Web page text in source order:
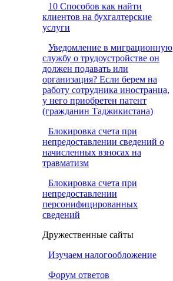
10 Способов как найти
клиентов на бухгалтерские
услуги
Уведомление в миграционную
службу о трудоустройстве он
должен подавать или
организация? Если берем на
работу сотрудника иностранца,
у него приобретен патент
(гражданин Таджикистана)
Блокировка счета при
непредоставлении сведений о
начисленных взносах на
травматизм
Блокировка счета при
непредоставлении
персонифицированных
сведений
Дружественные сайты
Изучаем налогообложение
Форум ответов